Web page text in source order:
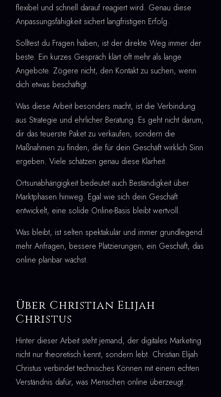
flexibel und schnell darauf reagiert wird. Genau diese
Anpassungsfähigkeit sichert langfristigen Erfolg.
Solltest du Fragen haben, ist der direkte Weg immer der
beste. Ein kurzes Gespräch klärt oft mehr als lange
Angebote. Zögere nicht, den Kontakt zu suchen, wenn
dich etwas beschäftigt.
Was diese Arbeit besonders macht, ist die Verbindung
aus Strategie und ehrlicher Beratung. Es geht nicht darum,
dir das teuerste Paket zu verkaufen, sondern die
Maßnahmen zu finden, die für dein Geschäft wirklich Sinn
ergeben. Viele schätzen genau diese Klarheit.
Ortsunabhängigkeit bedeutet auch Beständigkeit über
Marktphasen hinweg. Egal wie sich dein Geschäft
entwickelt, eine solide Online-Basis bleibt wertvoll.
Was bleibt, ist selten spektakulär und immer grundlegend:
mehr Anfragen, bessere Platzierungen, ein Geschäft, das
online planbar wächst.
Über Christian Elijah
Christus
Hinter dieser Arbeit steht jemand, der digitales Marketing
nicht nur theoretisch kennt, sondern lebt. Christian Elijah
Christus verbindet technisches Können mit einem echten
Verständnis dafür, was Menschen online überzeugt.